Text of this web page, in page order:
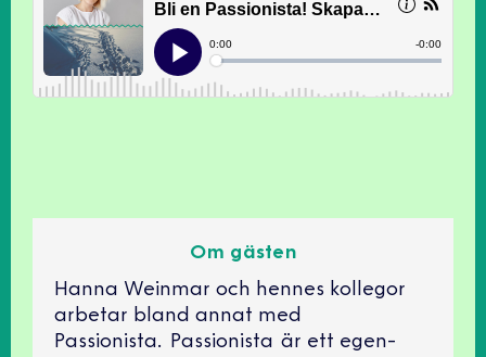
Om gästen
Hanna Weinmar och hennes kollegor
arbetar bland annat med
Passionista. Passionista är ett egen-